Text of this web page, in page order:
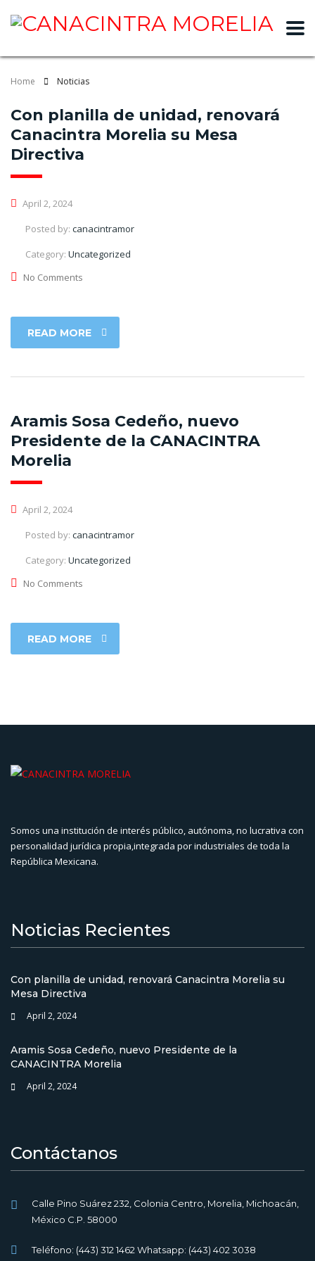
Home Noticias
Con planilla de unidad, renovará
Canacintra Morelia su Mesa
Directiva
April 2, 2024
Posted by: canacintramor
Category: Uncategorized
No Comments
READ MORE
Aramis Sosa Cedeño, nuevo
Presidente de la CANACINTRA
Morelia
April 2, 2024
Posted by: canacintramor
Category: Uncategorized
No Comments
READ MORE
Somos una institución de interés público, autónoma, no lucrativa con
personalidad jurídica propia,integrada por industriales de toda la
República Mexicana.
Noticias Recientes
Con planilla de unidad, renovará Canacintra Morelia su
Mesa Directiva
April 2, 2024
Aramis Sosa Cedeño, nuevo Presidente de la
CANACINTRA Morelia
April 2, 2024
Contáctanos
Calle Pino Suárez 232, Colonia Centro, Morelia, Michoacán,
México C.P. 58000
Teléfono: (443) 312 1462 Whatsapp: (443) 402 3038